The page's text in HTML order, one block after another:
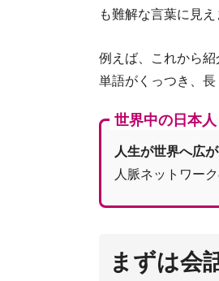
も難解な言葉に見え
例えば、これから
単語がくっつき、長
世界中の日本
人生が世界へ広
人脈ネットワー
まずは会